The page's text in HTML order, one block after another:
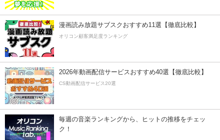
漫画読み放題サブスクおすすめ11選【徹底比較】
オリコン顧客満足度ランキング
2026年動画配信サービスおすすめ40選【徹底比較】
CS動画配信サービス20選
毎週の音楽ランキングから、ヒットの推移をチェッ
ク！